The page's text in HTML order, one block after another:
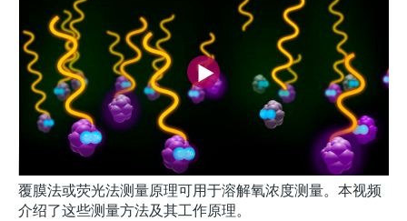
覆膜法或荧光法测量原理可用于溶解氧浓度测量。本视频
介绍了这些测量方法及其工作原理。